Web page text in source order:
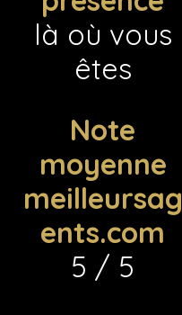
là où vous
êtes
Note
moyenne
meilleursag
ents.com
5 / 5